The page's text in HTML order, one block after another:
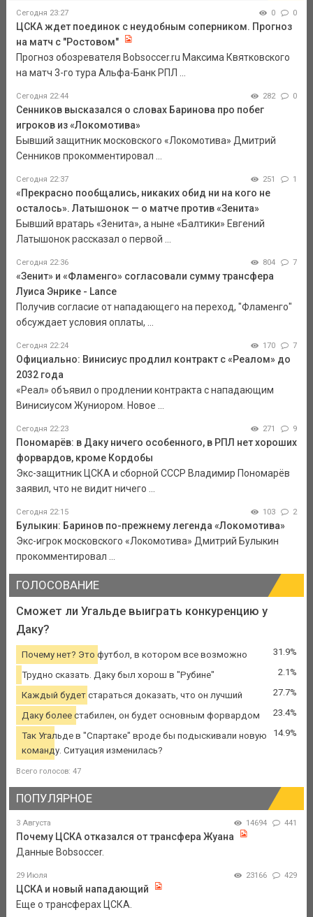
Сегодня 23:27 0 0
ЦСКА ждет поединок с неудобным соперником. Прогноз
на матч с "Ростовом"
Прогноз обозревателя Bobsoccer.ru Максима Квятковского
на матч 3-го тура Альфа-Банк РПЛ ...
Сегодня 22:44 282 0
Сенников высказался о словах Баринова про побег
игроков из «Локомотива»
Бывший защитник московского «Локомотива» Дмитрий
Сенников прокомментировал ...
Сегодня 22:37 251 1
«Прекрасно пообщались, никаких обид ни на кого не
осталось». Латышонок — о матче против «Зенита»
Бывший вратарь «Зенита», а ныне «Балтики» Евгений
Латышонок рассказал о первой ...
Сегодня 22:36 804 7
«Зенит» и «Фламенго» согласовали сумму трансфера
Луиса Энрике - Lance
Получив согласие от нападающего на переход, "Фламенго"
обсуждает условия оплаты, ...
Сегодня 22:24 170 7
Официально: Винисиус продлил контракт с «Реалом» до
2032 года
«Реал» объявил о продлении контракта с нападающим
Винисиусом Жуниором. Новое ...
Сегодня 22:23 271 9
Пономарёв: в Даку ничего особенного, в РПЛ нет хороших
форвардов, кроме Кордобы
Экс-защитник ЦСКА и сборной СССР Владимир Пономарёв
заявил, что не видит ничего ...
Сегодня 22:15 103 2
Булыкин: Баринов по-прежнему легенда «Локомотива»
Экс-игрок московского «Локомотива» Дмитрий Булыкин
прокомментировал ...
ГОЛОСОВАНИЕ
Сможет ли Угальде выиграть конкуренцию у
Даку?
Почему нет? Это футбол, в котором все возможно 31.9%
Трудно сказать. Даку был хорош в "Рубине" 2.1%
Каждый будет стараться доказать, что он лучший 27.7%
Даку более стабилен, он будет основным форвардом 23.4%
Так Угальде в "Спартаке" вроде бы подыскивали новую
команду. Ситуация изменилась?
14.9%
Всего голосов: 47
ПОПУЛЯРНОЕ
3 Августа 14694 441
Почему ЦСКА отказался от трансфера Жуана
Данные Bobsoccer.
29 Июля 23166 429
ЦСКА и новый нападающий
Еще о трансферах ЦСКА.